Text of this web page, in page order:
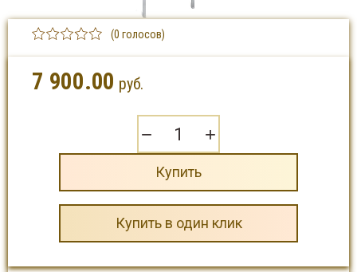
(0 голосов)
7 900.00 руб.
− +
Купить
Купить в один клик